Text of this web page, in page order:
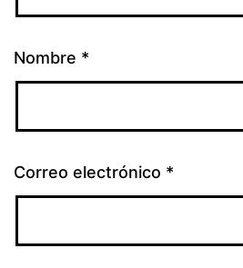
Nombre *
Correo electrónico *